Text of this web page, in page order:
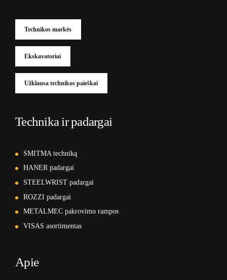
Technikos markės
Ekskavatoriai
Užklausa trchnikos paieškai
Technika ir padargai
SMITMA techniką
HANER padargai
STEELWRIST padargai
ROZZI padargai
METALMEC pakrovimo rampos
VISAS asortimentas
Apie